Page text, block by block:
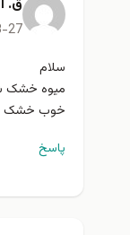
ق.
2021-
سلام
میوه خشک
خوب خشک
پاسخ